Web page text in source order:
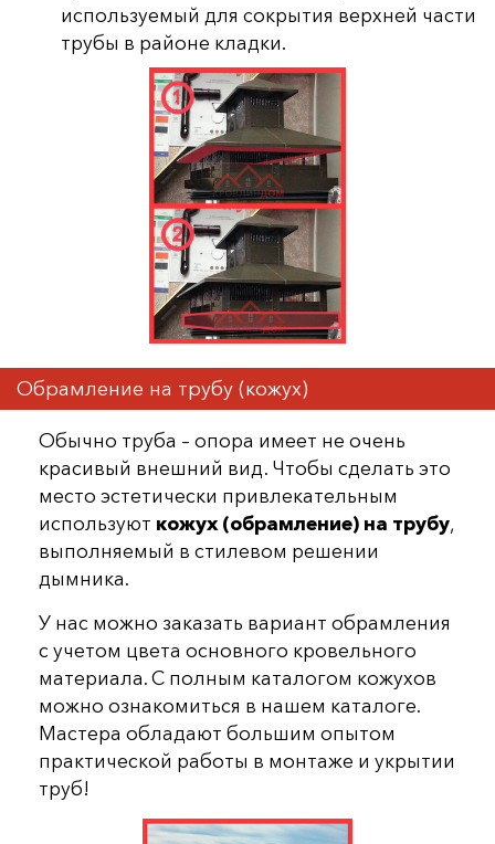
используемый для сокрытия верхней части
трубы в районе кладки.
Обрамление на трубу (кожух)
Обычно труба – опора имеет не очень
красивый внешний вид. Чтобы сделать это
место эстетически привлекательным
используют кожух (обрамление) на трубу,
выполняемый в стилевом решении
дымника.
У нас можно заказать вариант обрамления
с учетом цвета основного кровельного
материала. С полным каталогом кожухов
можно ознакомиться в нашем каталоге.
Мастера обладают большим опытом
практической работы в монтаже и укрытии
труб!